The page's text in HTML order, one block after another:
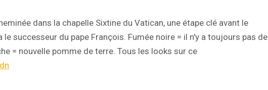
dans la chapelle Sixtine du Vatican, une étape clé avant le
successeur du pape François. Fumée noire = il n'y a toujours pas de
= nouvelle pomme de terre. Tous les looks sur ce